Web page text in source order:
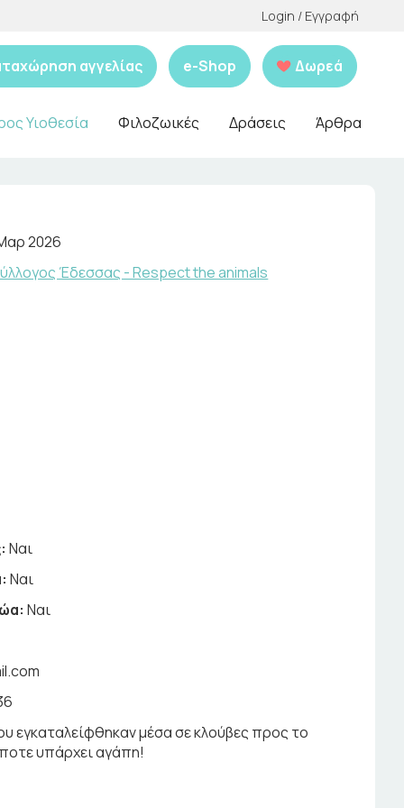
Login / Εγγραφή
αγγελίας e-Shop Δωρεά
Υιοθεσία Φιλοζωικές Δράσεις Άρθρα
2026
Έδεσσας - Respect the animals
Ναι
Ναι
Ναι
εγκαταλείφθηκαν μέσα σε κλούβες προς το
υπάρχει αγάπη!